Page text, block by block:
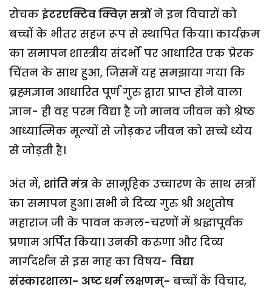
रोचक इंटरएक्टिव क्विज़ सत्रोंने इन विचारों को
बच्चों के भीतर सहज रूप से स्थापित किया। कार्यक्रम
का समापन शास्त्रीय संदर्भों पर आधारित एक प्रेरक
चिंतन के साथ हुआ, जिसमें यह समझाया गया कि
ब्रह्मज्ञान आधारित पूर्ण गुरु द्वारा प्राप्त होने वाला
ज्ञान- ही वह परम विद्या है जो मानव जीवन को श्रेष्ठ
आध्यात्मिक मूल्यों से जोड़कर जीवन को सच्चे ध्येय
से जोड़ती है।
अंत में, शांति मंत्र के सामूहिक उच्चारण के साथ सत्रों
का समापन हुआ। सभी ने दिव्य गुरु श्री अशुतोष
महाराज जी के पावन कमल-चरणों में श्रद्धापूर्वक
प्रणाम अर्पित किया। उनकी करुणा और दिव्य
मार्गदर्शन से इस माह का विषय- विद्या
संस्कारशाला- अष्ट धर्म लक्षणम्- बच्चों के विचार,